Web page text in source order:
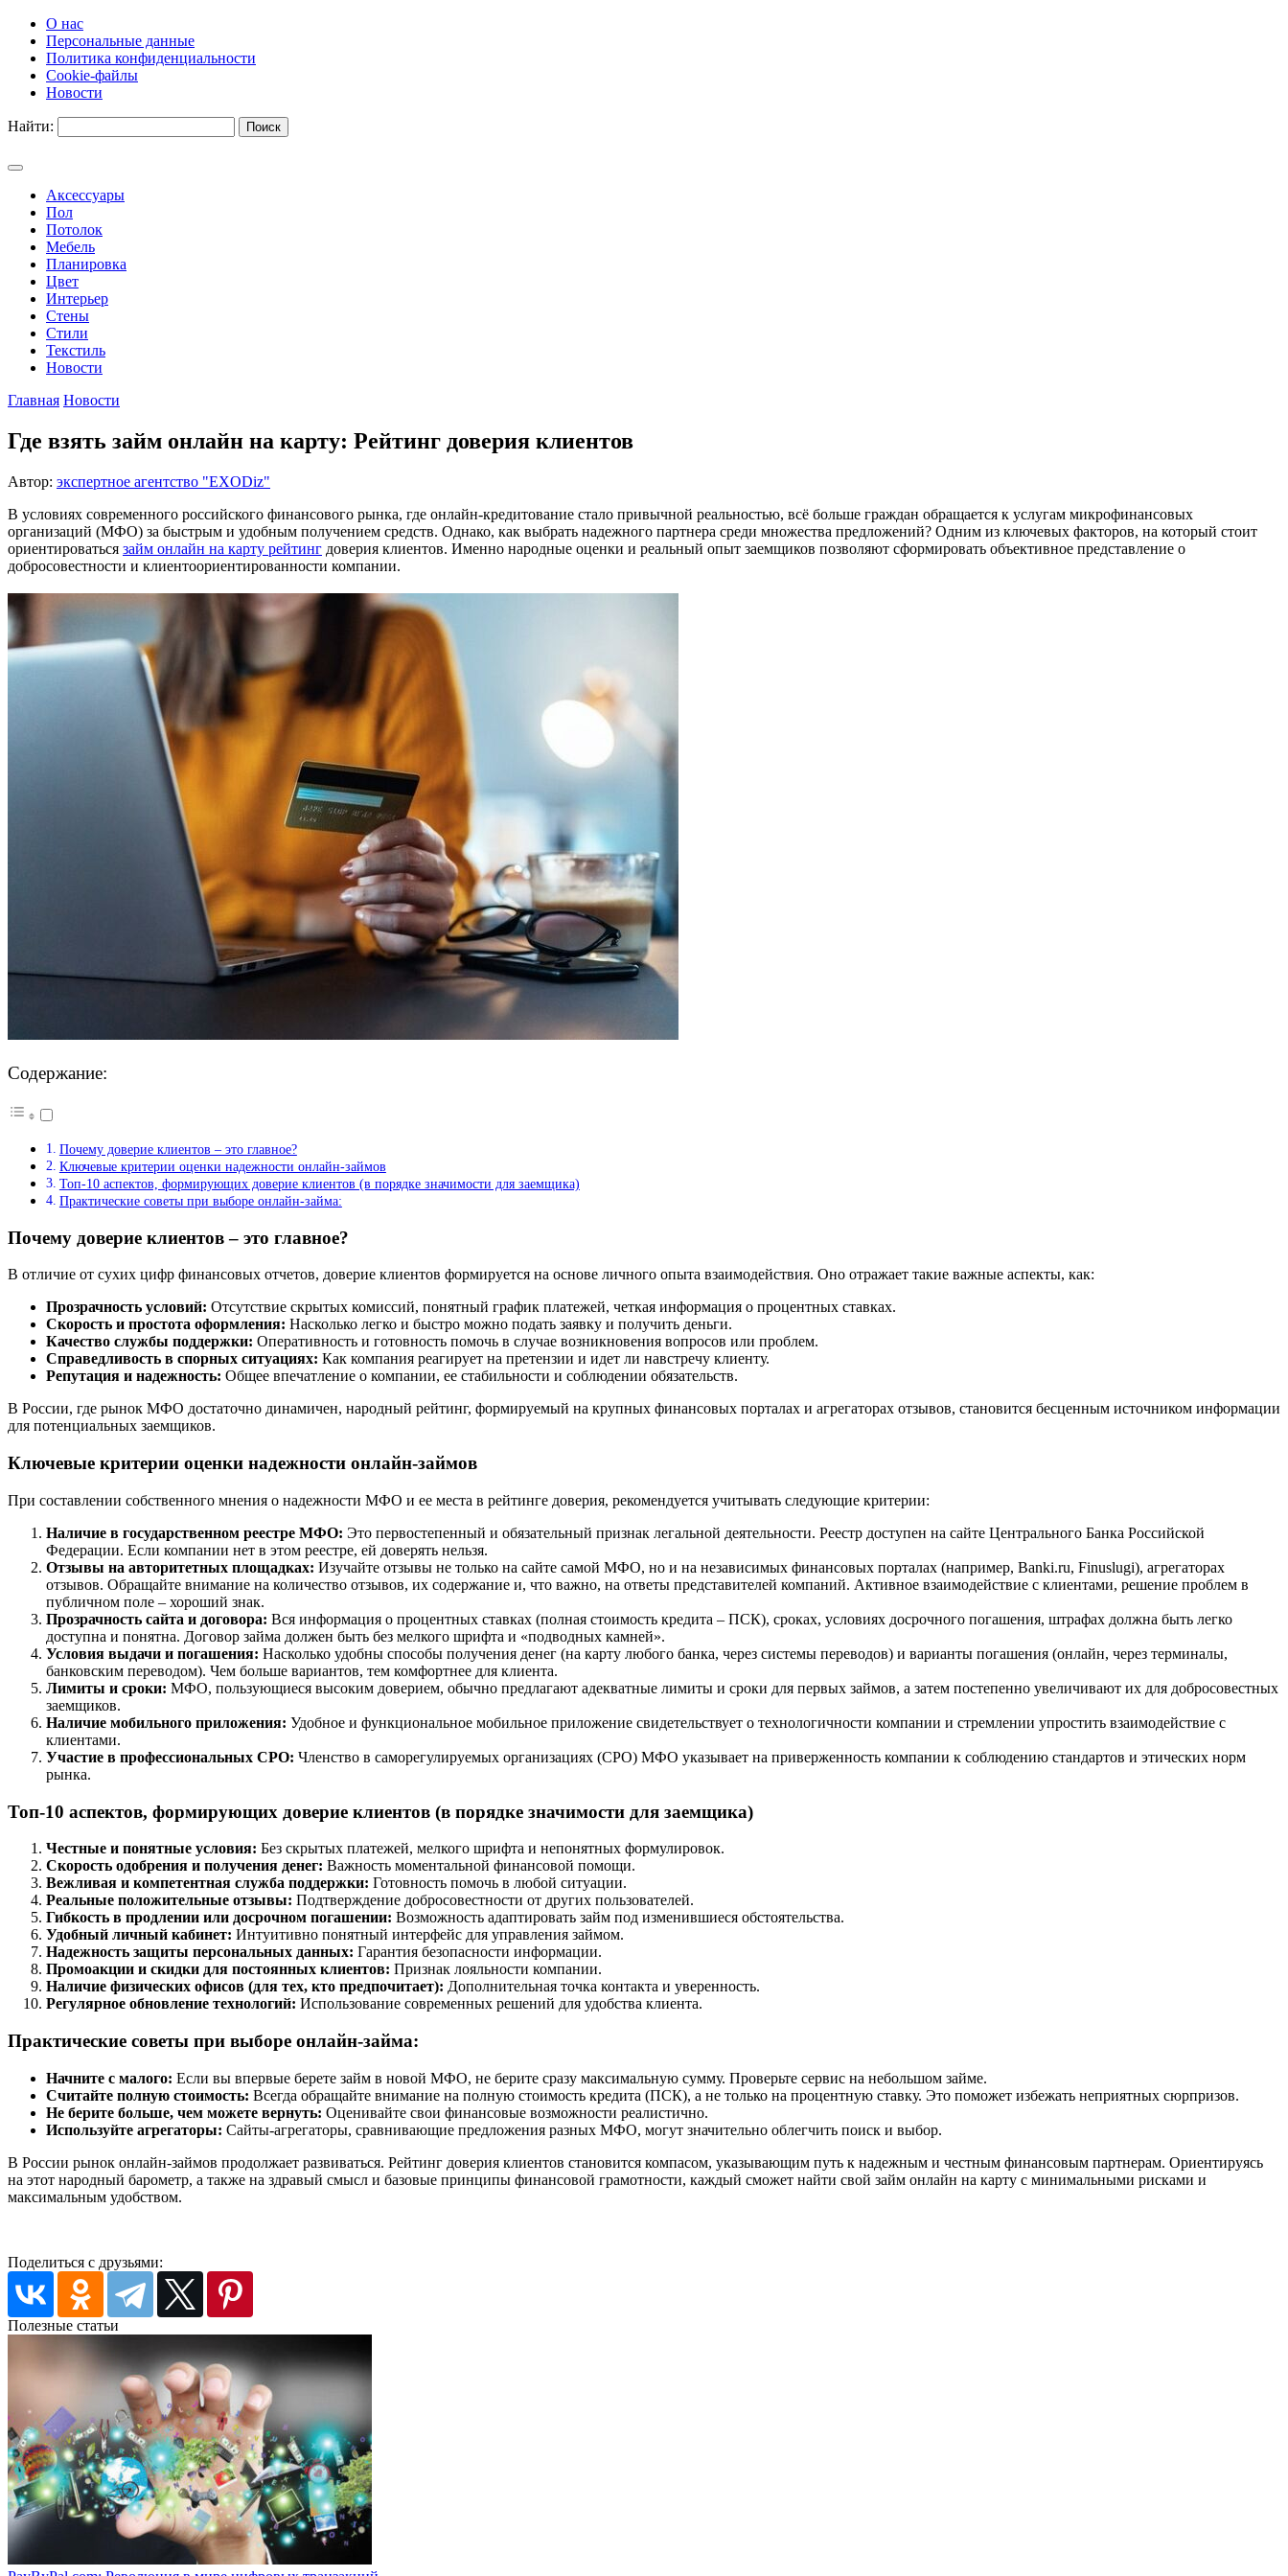
О нас
Персональные данные
Политика конфиденциальности
Cookie-файлы
Новости
Найти:
Аксессуары
Пол
Потолок
Мебель
Планировка
Цвет
Интерьер
Стены
Стили
Текстиль
Новости
Главная Новости
Где взять займ онлайн на карту: Рейтинг доверия клиентов
Автор: экспертное агентство "EXODiz"
В условиях современного российского финансового рынка, где онлайн-кредитование стало привычной реальностью, всё больше граждан обращается к услугам микрофинансовых
организаций (МФО) за быстрым и удобным получением средств. Однако, как выбрать надежного партнера среди множества предложений? Одним из ключевых факторов, на который стоит
ориентироваться займ онлайн на карту рейтинг доверия клиентов. Именно народные оценки и реальный опыт заемщиков позволяют сформировать объективное представление о
добросовестности и клиентоориентированности компании.
Содержание:
Почему доверие клиентов – это главное?
Ключевые критерии оценки надежности онлайн-займов
Топ-10 аспектов, формирующих доверие клиентов (в порядке значимости для заемщика)
Практические советы при выборе онлайн-займа:
Почему доверие клиентов – это главное?
В отличие от сухих цифр финансовых отчетов, доверие клиентов формируется на основе личного опыта взаимодействия. Оно отражает такие важные аспекты, как:
Прозрачность условий: Отсутствие скрытых комиссий, понятный график платежей, четкая информация о процентных ставках.
Скорость и простота оформления: Насколько легко и быстро можно подать заявку и получить деньги.
Качество службы поддержки: Оперативность и готовность помочь в случае возникновения вопросов или проблем.
Справедливость в спорных ситуациях: Как компания реагирует на претензии и идет ли навстречу клиенту.
Репутация и надежность: Общее впечатление о компании, ее стабильности и соблюдении обязательств.
В России, где рынок МФО достаточно динамичен, народный рейтинг, формируемый на крупных финансовых порталах и агрегаторах отзывов, становится бесценным источником информации
для потенциальных заемщиков.
Ключевые критерии оценки надежности онлайн-займов
При составлении собственного мнения о надежности МФО и ее места в рейтинге доверия, рекомендуется учитывать следующие критерии:
Наличие в государственном реестре МФО: Это первостепенный и обязательный признак легальной деятельности. Реестр доступен на сайте Центрального Банка Российской
Федерации. Если компании нет в этом реестре, ей доверять нельзя.
Отзывы на авторитетных площадках: Изучайте отзывы не только на сайте самой МФО, но и на независимых финансовых порталах (например, Banki.ru, Finuslugi), агрегаторах
отзывов. Обращайте внимание на количество отзывов, их содержание и, что важно, на ответы представителей компаний. Активное взаимодействие с клиентами, решение проблем в
публичном поле – хороший знак.
Прозрачность сайта и договора: Вся информация о процентных ставках (полная стоимость кредита – ПСК), сроках, условиях досрочного погашения, штрафах должна быть легко
доступна и понятна. Договор займа должен быть без мелкого шрифта и «подводных камней».
Условия выдачи и погашения: Насколько удобны способы получения денег (на карту любого банка, через системы переводов) и варианты погашения (онлайн, через терминалы,
банковским переводом). Чем больше вариантов, тем комфортнее для клиента.
Лимиты и сроки: МФО, пользующиеся высоким доверием, обычно предлагают адекватные лимиты и сроки для первых займов, а затем постепенно увеличивают их для добросовестных
заемщиков.
Наличие мобильного приложения: Удобное и функциональное мобильное приложение свидетельствует о технологичности компании и стремлении упростить взаимодействие с
клиентами.
Участие в профессиональных СРО: Членство в саморегулируемых организациях (СРО) МФО указывает на приверженность компании к соблюдению стандартов и этических норм
рынка.
Топ-10 аспектов, формирующих доверие клиентов (в порядке значимости для заемщика)
Честные и понятные условия: Без скрытых платежей, мелкого шрифта и непонятных формулировок.
Скорость одобрения и получения денег: Важность моментальной финансовой помощи.
Вежливая и компетентная служба поддержки: Готовность помочь в любой ситуации.
Реальные положительные отзывы: Подтверждение добросовестности от других пользователей.
Гибкость в продлении или досрочном погашении: Возможность адаптировать займ под изменившиеся обстоятельства.
Удобный личный кабинет: Интуитивно понятный интерфейс для управления займом.
Надежность защиты персональных данных: Гарантия безопасности информации.
Промоакции и скидки для постоянных клиентов: Признак лояльности компании.
Наличие физических офисов (для тех, кто предпочитает): Дополнительная точка контакта и уверенность.
Регулярное обновление технологий: Использование современных решений для удобства клиента.
Практические советы при выборе онлайн-займа:
Начните с малого: Если вы впервые берете займ в новой МФО, не берите сразу максимальную сумму. Проверьте сервис на небольшом займе.
Считайте полную стоимость: Всегда обращайте внимание на полную стоимость кредита (ПСК), а не только на процентную ставку. Это поможет избежать неприятных сюрпризов.
Не берите больше, чем можете вернуть: Оценивайте свои финансовые возможности реалистично.
Используйте агрегаторы: Сайты-агрегаторы, сравнивающие предложения разных МФО, могут значительно облегчить поиск и выбор.
В России рынок онлайн-займов продолжает развиваться. Рейтинг доверия клиентов становится компасом, указывающим путь к надежным и честным финансовым партнерам. Ориентируясь
на этот народный барометр, а также на здравый смысл и базовые принципы финансовой грамотности, каждый сможет найти свой займ онлайн на карту с минимальными рисками и
максимальным удобством.
Поделиться с друзьями:
Полезные статьи